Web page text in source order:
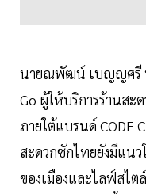
นายณพัฒน์ เบญญศรี ป
Go ผู้ให้บริการร้านส
ภายใต้แบรนด์ CODE
สะดวกซักไทยยังมีแนว
ของเมืองและไลฟ์สไต